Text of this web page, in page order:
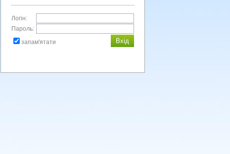
Логін:
Пароль:
запам'ятати